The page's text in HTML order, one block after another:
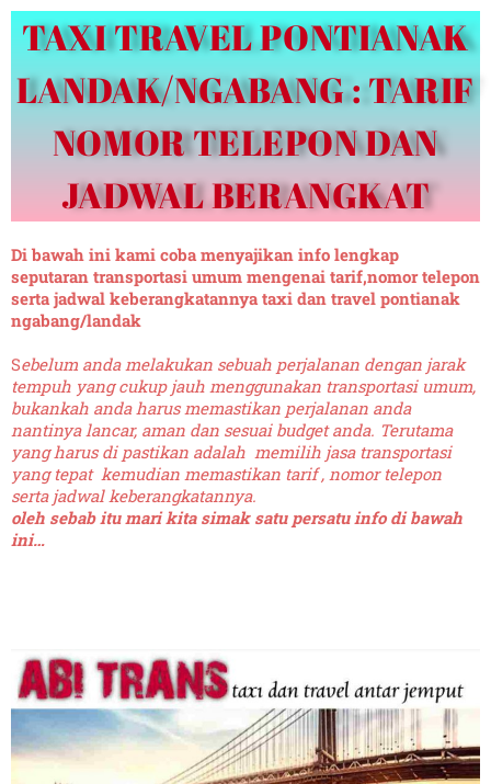
TAXI TRAVEL PONTIANAK
LANDAK/NGABANG : TARIF
NOMOR TELEPON DAN
JADWAL BERANGKAT
Di bawah ini kami coba menyajikan info lengkap
seputaran transportasi umum mengenai tarif,nomor telepon
serta jadwal keberangkatannya taxi dan travel pontianak
ngabang/landak
Sebelum anda melakukan sebuah perjalanan dengan jarak
tempuh yang cukup jauh menggunakan transportasi umum,
bukankah anda harus memastikan perjalanan anda
nantinya lancar, aman dan sesuai budget anda. Terutama
yang harus di pastikan adalah memilih jasa transportasi
yang tepat kemudian memastikan tarif , nomor telepon
serta jadwal keberangkatannya.
oleh sebab itu mari kita simak satu persatu info di bawah
ini…